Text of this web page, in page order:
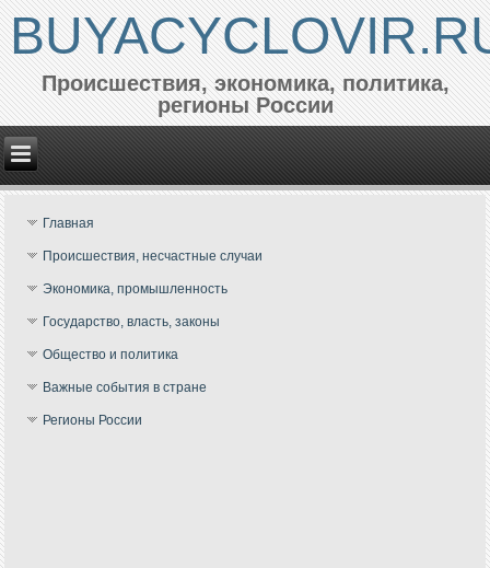
Происшествия, экономика, политика,
регионы России
Главная
Происшествия, несчастные случаи
Экономика, промышленность
Государство, власть, законы
Общество и политика
Важные события в стране
Регионы России